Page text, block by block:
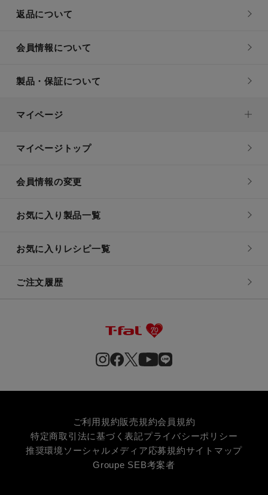
返品について
会員情報について
製品・保証について
マイページ
マイページトップ
会員情報の変更
お気に入り製品一覧
お気に入りレシピ一覧
ご注文履歴
ご利用規約販売規約会員規約
特定商取引法に基づく表記プライバシーポリシー
推奨環境 ソーシャルメディア応募規約サイトマップ
Groupe SEB考案者